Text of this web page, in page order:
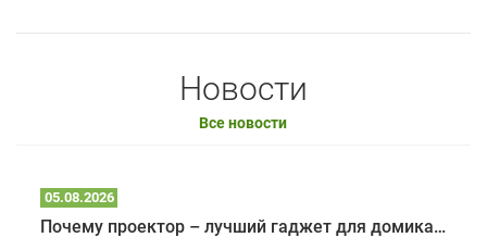
Новости
Все новости
05.08.2026
Почему проектор – лучший гаджет для домика в глэмпинге